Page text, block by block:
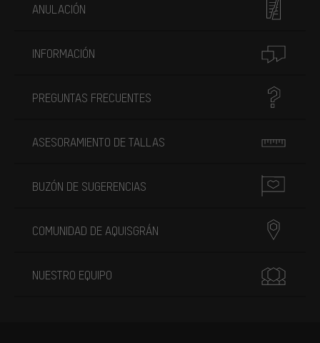
ANULACIÓN
INFORMACIÓN
PREGUNTAS FRECUENTES
ASESORAMIENTO DE TALLAS
BUZÓN DE SUGERENCIAS
COMUNIDAD DE AQUISGRÁN
NUESTRO EQUIPO